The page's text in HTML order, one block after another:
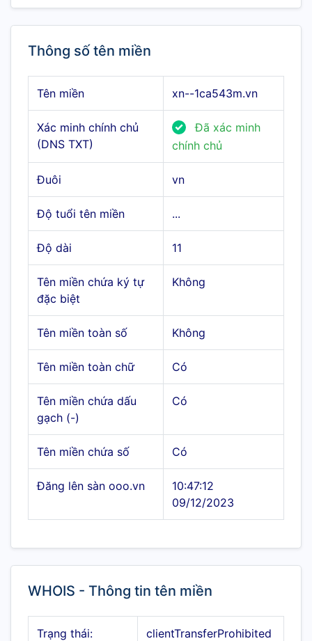
Thông số tên miền
Tên miền xn--1ca543m.vn
Xác minh chính chủ
(DNS TXT)
Đã xác minh
chính chủ
Đuôi vn
Độ tuổi tên miền ...
Độ dài 11
Tên miền chứa ký tự
đặc biệt
Không
Tên miền toàn số Không
Tên miền toàn chữ Có
Tên miền chứa dấu
gạch (-)
Có
Tên miền chứa số Có
Đăng lên sàn ooo.vn
10:47:12
09/12/2023
WHOIS - Thông tin tên miền
Trạng thái: clientTransferProhibited